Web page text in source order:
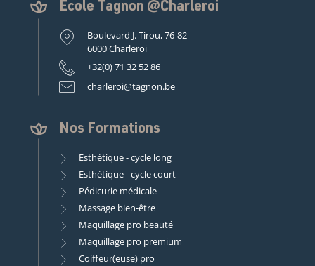
Ecole Tagnon @Charleroi
Boulevard J. Tirou, 76-82
6000 Charleroi
+32(0) 71 32 52 86
charleroi@tagnon.be
Nos Formations
Esthétique - cycle long
Esthétique - cycle court
Pédicurie médicale
Massage bien-être
Maquillage pro beauté
Maquillage pro premium
Coiffeur(euse) pro